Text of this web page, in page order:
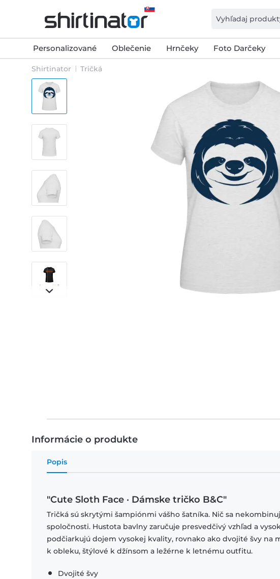
Personalizované Oblečenie Hrnčeky Foto Darčeky
Shirtinator Tričká
Informácie o produkte
Popis
"Cute Sloth Face · Dámske tričko B&C"
Tričká sú skrytými šampiónmi vášho šatníka. Nič sa
spoločnosti. Hustota bavlny zaručuje presvedčivý vzhľad a
podčiarkujú dojem vysokej kvality, rovnako ako dvojité švy na
k obleku, štýlové k džínsom a ležérne k letnému outfitu.
Dvojité švy